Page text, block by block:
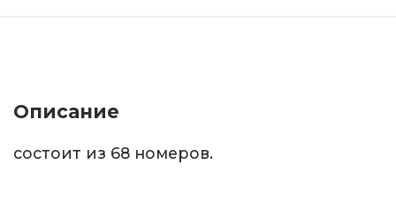
Описание
состоит из 68 номеров.